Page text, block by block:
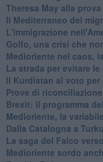
Theresa May alla
Il Mediterraneo dei
L'immigrazione
Golfo, una crisi che
Medioriente nel caos,
La strada per evitare
Il Kurdistan al voto per
Prove di
Brexit: il programma
Medioriente, la
Dalla Catalogna a
La saga del Falco
Medioriente sordo